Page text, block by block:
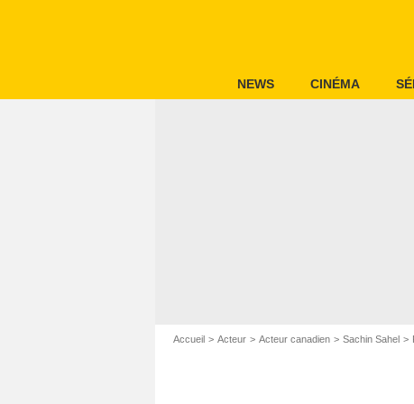
NEWS CINÉMA
Accueil Acteur Acteur canadien Sachin Sahel